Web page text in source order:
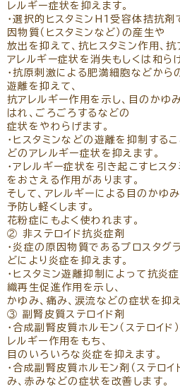
レルギー症状を抑えます。
・選択的ヒスタミンH1受容体拮抗剤
因物質（ヒスタミンなど）の産生や
放出を抑えて、抗ヒスタミン作用、抗
アレルギー症状を消失もしくは和ら
・抗原刺激による肥満細胞などから
遊離を抑えて、
抗アレルギー作用を示し、目のかゆ
はれ、ごろごろするなどの
症状をやわらげます。
・ヒスタミンなどの遊離を抑制する
どのアレルギー症状を抑えます。
・アレルギー症状を引き起こすヒス
をおさえる作用があります。
そして、アレルギーによる目のかゆ
予防し軽くします。
花粉症にもよく使われます。
② 非ステロイド抗炎症剤
・炎症の原因物質であるプロスタグ
どにより炎症を抑えます。
・ヒスタミン遊離抑制によって抗炎
織再生促進作用を示し、
かゆみ、痛み、涙流などの症状を抑え
③ 副腎皮質ステロイド剤
・合成副腎皮質ホルモン（ステロイ
レルギー作用をもち、
目のいろいろな炎症を抑えます。
・合成副腎皮質ホルモン剤（ステロ
み、赤みなどの症状を改善します。